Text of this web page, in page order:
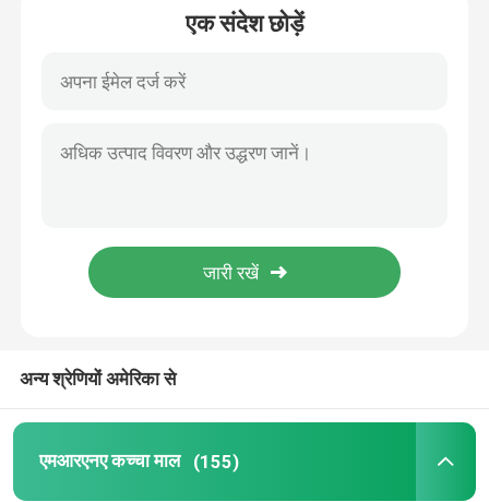
न्यूक्लियोसाइड
ओलिगो संश्लेषण अभिकर्मक
एक संदेश छोड़ें
अन्य श्रेणियों अमेरिका से
एमआरएनए कच्चा माल (155)